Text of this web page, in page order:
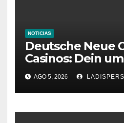
NOTICIAS
Deutsche Neue
Casinos: Dein
Ratgeber für
AGO 5, 2026